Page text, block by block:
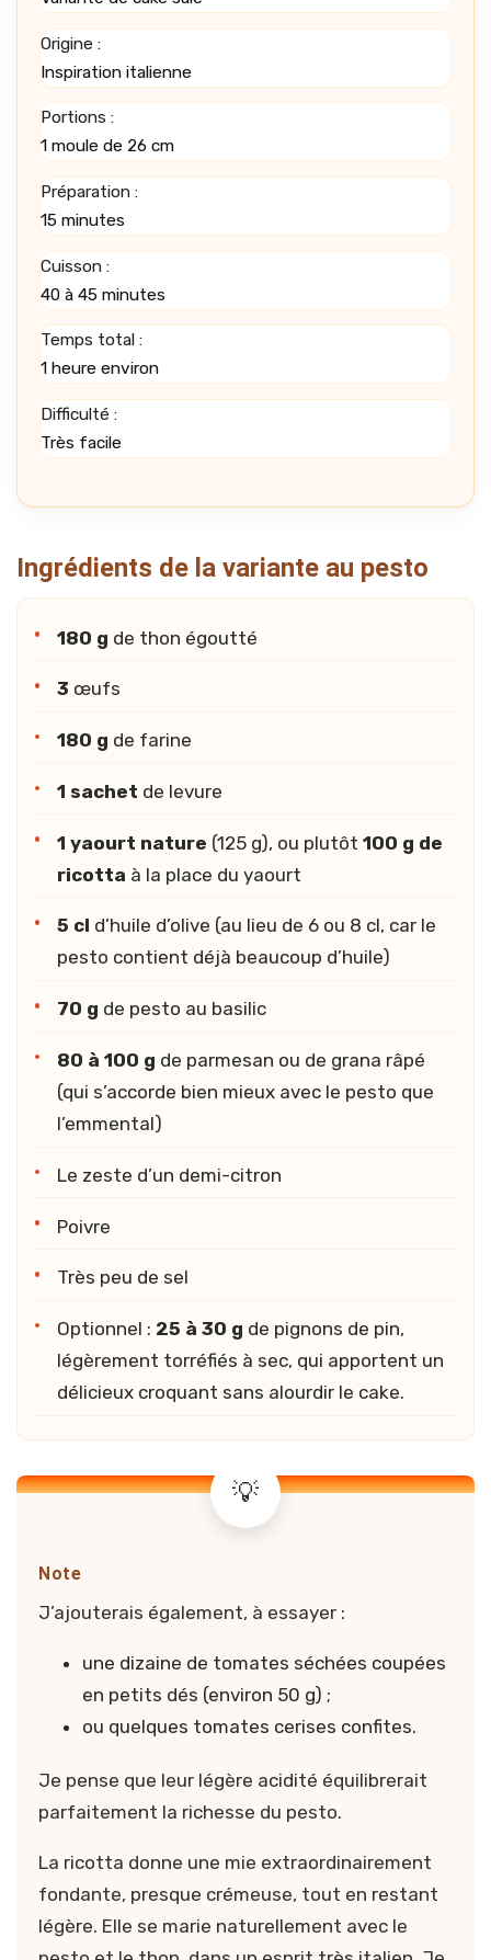
Origine :
Inspiration italienne
Portions :
1 moule de 26 cm
Préparation :
15 minutes
Cuisson :
40 à 45 minutes
Temps total :
1 heure environ
Difficulté :
Très facile
Ingrédients de la variante au pesto
180 g de thon égoutté
3 œufs
180 g de farine
1 sachet de levure
1 yaourt nature (125 g), ou plutôt 100 g de
ricotta à la place du yaourt
5 cl d’huile d’olive (au lieu de 6 ou 8 cl, car le
pesto contient déjà beaucoup d’huile)
70 g de pesto au basilic
80 à 100 g de parmesan ou de grana râpé
(qui s’accorde bien mieux avec le pesto que
l’emmental)
Le zeste d’un demi-citron
Poivre
Très peu de sel
Optionnel : 25 à 30 g de pignons de pin,
légèrement torréfiés à sec, qui apportent un
délicieux croquant sans alourdir le cake.
Note
J’ajouterais également, à essayer :
une dizaine de tomates séchées coupées
en petits dés (environ 50 g) ;
ou quelques tomates cerises confites.
Je pense que leur légère acidité équilibrerait
parfaitement la richesse du pesto.
La ricotta donne une mie extraordinairement
fondante, presque crémeuse, tout en restant
légère. Elle se marie naturellement avec le